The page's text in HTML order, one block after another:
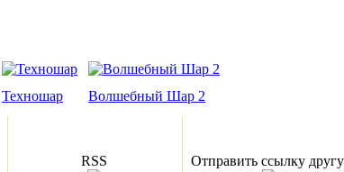
Техношар
Волшебный Шар 2
RSS Отправить ссылку